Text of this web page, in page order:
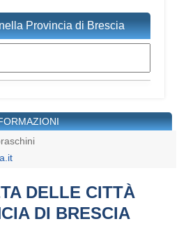
Provincia di Brescia
DELLE CITTÀ
DI BRESCIA